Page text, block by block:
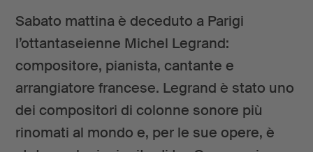
Sabato mattina è deceduto a Parigi
l’ottantaseienne Michel Legrand:
compositore, pianista, cantante e
arrangiatore francese. Legrand è stato uno
dei compositori di colonne sonore più
rinomati al mondo e, per le sue opere, è